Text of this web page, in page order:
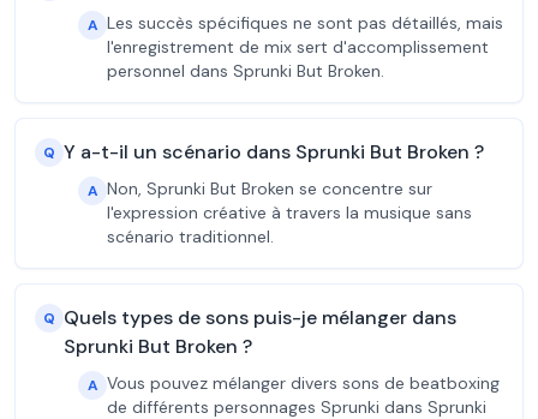
A Les succès spécifiques ne sont pas détaillés, mais
l'enregistrement de mix sert d'accomplissement
personnel dans Sprunki But Broken.
Q Y a-t-il un scénario dans Sprunki But Broken ?
A Non, Sprunki But Broken se concentre sur
l'expression créative à travers la musique sans
scénario traditionnel.
Q Quels types de sons puis-je mélanger dans
Sprunki But Broken ?
A Vous pouvez mélanger divers sons de beatboxing
de différents personnages Sprunki dans Sprunki